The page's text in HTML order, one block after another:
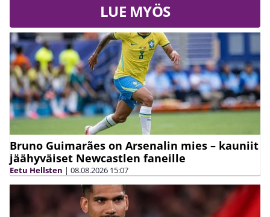
LUE MYÖS
Bruno Guimarães on Arsenalin mies – kauniit
jäähyväiset Newcastlen faneille
Eetu Hellsten | 08.08.2026 15:07